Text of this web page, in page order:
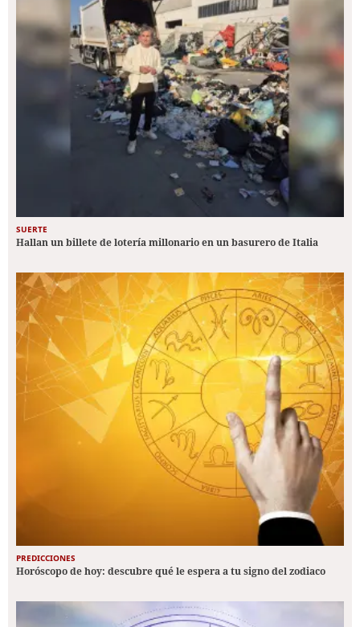
SUERTE
Hallan un billete de lotería millonario en un basurero de Italia
PREDICCIONES
Horóscopo de hoy: descubre qué le espera a tu signo del zodiaco